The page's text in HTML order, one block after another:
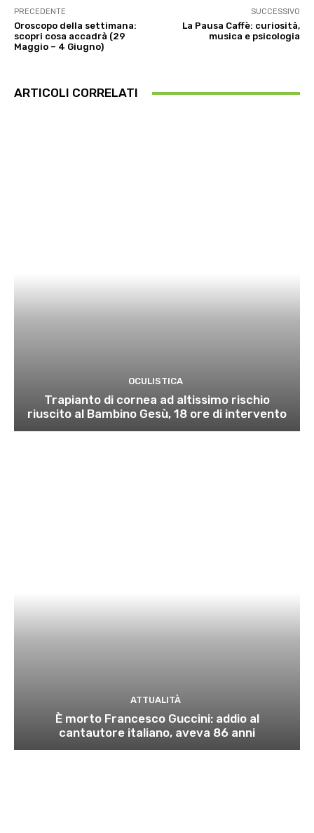
PRECEDENTE
Oroscopo della settimana:
scopri cosa accadrà (29
Maggio – 4 Giugno)
SUCCESSIVO
La Pausa Caffè: curiosità,
musica e psicologia
ARTICOLI CORRELATI
OCULISTICA
Trapianto di cornea ad altissimo rischio
riuscito al Bambino Gesù, 18 ore di intervento
ATTUALITÀ
È morto Francesco Guccini: addio al
cantautore italiano, aveva 86 anni